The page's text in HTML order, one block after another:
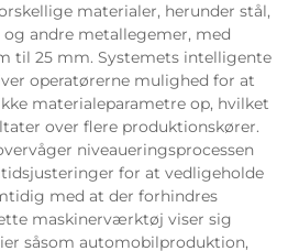
materialer, herunder stål,
andre metallegemer, med
til 25 mm. Systemets intelligente
operatørerne mulighed for at
materialeparametre op, hvilket
over flere produktionskører.
niveaueringsprocessen
for at vedligeholde
med at der forhindres
maskinerværktøj viser sig
såsom automobilproduktion,